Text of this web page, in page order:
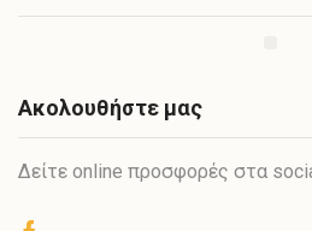
Ακολουθήστε μας
Δείτε online προσφορές στα